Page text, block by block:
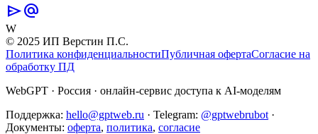
sendalternate_email
W
© 2025 ИП Верстин П.С.
Политика конфиденциальностиПубличная офертаСогласие на
обработку ПД
WebGPT · Россия · онлайн-сервис доступа к AI-моделям
Поддержка: hello@gptweb.ru · Telegram: @gptwebrubot ·
Документы: оферта, политика, согласие